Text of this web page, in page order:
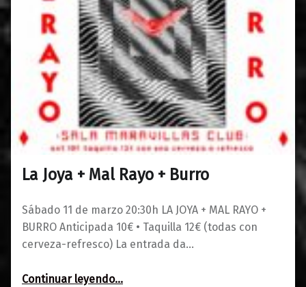
La Joya + Mal Rayo + Burro
Sábado 11 de marzo 20:30h LA JOYA + MAL RAYO +
BURRO Anticipada 10€ • Taquilla 12€ (todas con
cerveza-refresco) La entrada da…
Continuar leyendo“La Joya + Mal Rayo + Burro”
…
21/02/2023
0
Maravillas